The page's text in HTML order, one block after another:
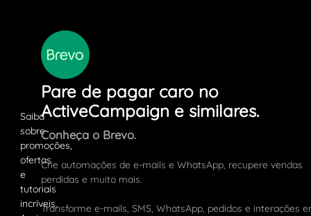
Pare de pagar caro no
ActiveCampaign e similares.
Conheça o Brevo.
Crie automações de e-mails e WhatsApp, recupere vendas
perdidas e muito mais.
Transforme e-mails, SMS, WhatsApp, pedidos e interações